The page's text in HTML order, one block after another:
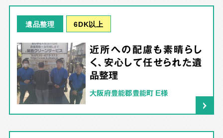
遺品整理 6DK以上
近所への配慮も素晴らし
く、安心して任せられた遺
品整理
大阪府豊能郡豊能町 E様